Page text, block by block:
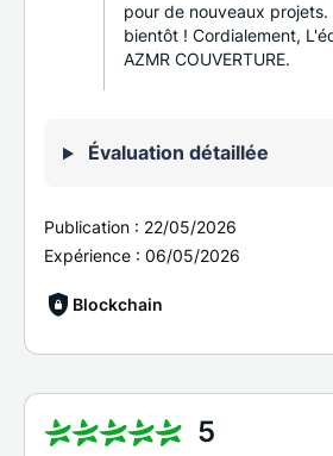
pour de nouveaux projets.
bientôt ! Cordialement,
AZMR COUVERTURE.
Évaluation détaillée
Publication : 22/05/2026
Expérience : 06/05/2026
Blockchain
5